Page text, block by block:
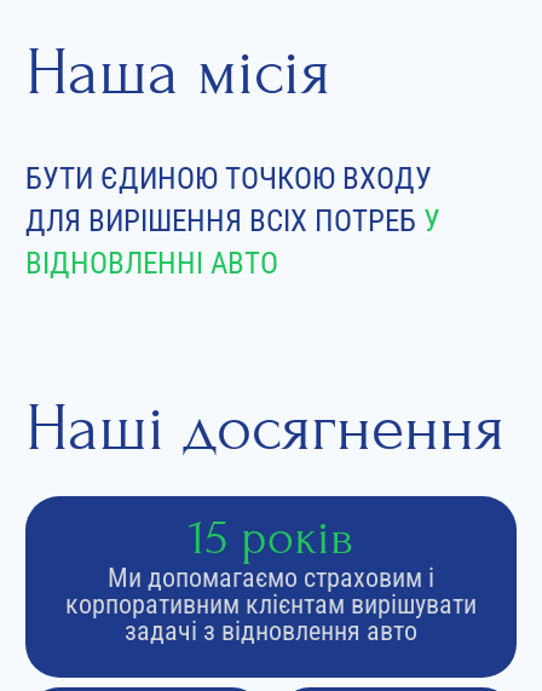
Наша місія
БУТИ ЄДИНОЮ ТОЧКОЮ ВХОДУ
ДЛЯ ВИРІШЕННЯ ВСІХ ПОТРЕБ У
ВІДНОВЛЕННІ АВТО
Наші досягнення
15 років
Ми допомагаємо страховим і
корпоративним клієнтам вирішувати
задачі з відновлення авто